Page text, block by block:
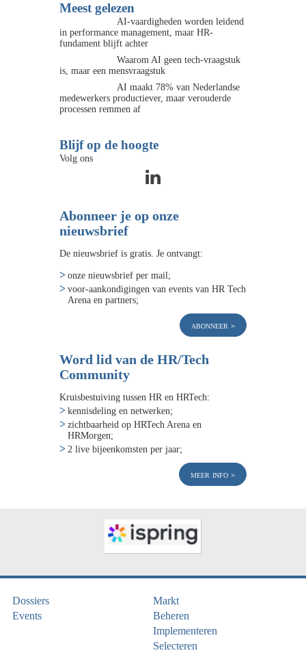
Meest gelezen
AI-vaardigheden worden leidend
in performance management, maar HR-
fundament blijft achter
Waarom AI geen tech-vraagstuk
is, maar een mensvraagstuk
AI maakt 78% van Nederlandse
medewerkers productiever, maar verouderde
processen remmen af
Blijf op de hoogte
Volg ons
Abonneer je op onze
nieuwsbrief
De nieuwsbrief is gratis. Je ontvangt:
onze nieuwsbrief per mail;
voor-aankondigingen van events van HR Tech
Arena en partners;
abonneer
Word lid van de HR/Tech
Community
Kruisbestuiving tussen HR en HRTech:
kennisdeling en netwerken;
zichtbaarheid op HRTech Arena en
HRMorgen;
2 live bijeenkomsten per jaar;
meer info
Dossiers
Events
Markt
Beheren
Implementeren
Selecteren